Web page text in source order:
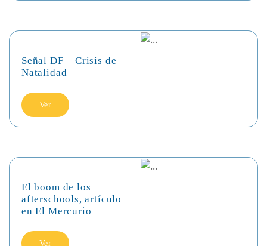
Señal DF – Crisis de
Natalidad
Ver
El boom de los
afterschools, artículo
en El Mercurio
Ver